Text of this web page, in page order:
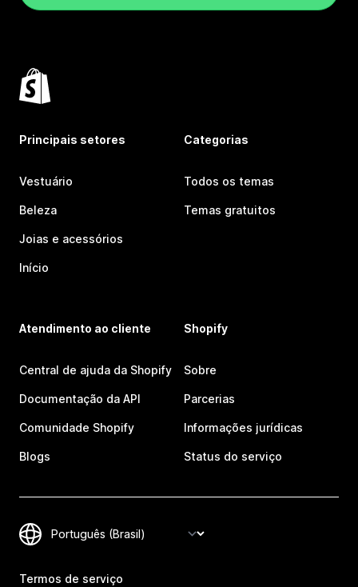
Principais setores
Vestuário
Beleza
Joias e acessórios
Início
Categorias
Todos os temas
Temas gratuitos
Atendimento ao cliente
Central de ajuda da Shopify
Documentação da API
Comunidade Shopify
Blogs
Shopify
Sobre
Parcerias
Informações jurídicas
Status do serviço
Termos de serviço